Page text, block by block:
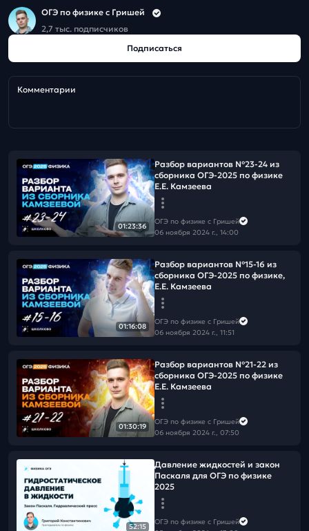
ОГЭ по физике с Гришей
2,7 тыс. подписчиков
Подписаться
Комментарии
01:23:36
Разбор вариантов №23-24 из
сборника ОГЭ-2025 по физике
Е.Е. Камзеева
ОГЭ по физике с Гришей
06 ноября 2024 г., 14:00
01:16:08
Разбор вариантов №15-16 из
сборника ОГЭ-2025 по физике,
Е.Е. Камзеева
ОГЭ по физике с Гришей
06 ноября 2024 г., 11:51
01:30:19
Разбор вариантов №21-22 из
сборника ОГЭ-2025 по физике
Е.Е. Камзеева
ОГЭ по физике с Гришей
06 ноября 2024 г., 07:50
52:15
Давление жидкостей и закон
Паскаля для ОГЭ по физике
2025
ОГЭ по физике с Гришей